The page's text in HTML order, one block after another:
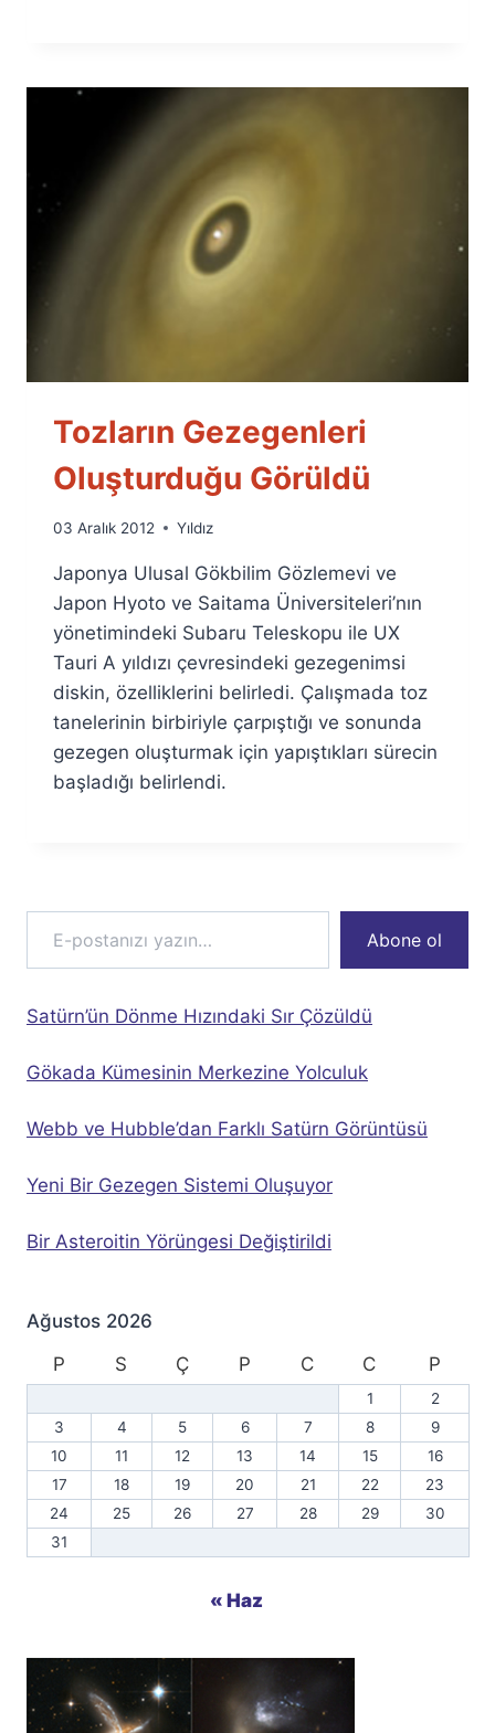
Tozların Gezegenleri
Oluşturduğu Görüldü
By
Fuat
Özyar
03 Aralık 2012 Yıldız
Japonya Ulusal Gökbilim Gözlemevi ve
Japon Hyoto ve Saitama Üniversiteleri’nın
yönetimindeki Subaru Teleskopu ile UX
Tauri A yıldızı çevresindeki gezegenimsi
diskin, özelliklerini belirledi. Çalışmada toz
tanelerinin birbiriyle çarpıştığı ve sonunda
gezegen oluşturmak için yapıştıkları sürecin
başladığı belirlendi.
E-postanızı yazın…
Abone ol
Satürn’ün Dönme Hızındaki Sır Çözüldü
Gökada Kümesinin Merkezine Yolculuk
Webb ve Hubble’dan Farklı Satürn Görüntüsü
Yeni Bir Gezegen Sistemi Oluşuyor
Bir Asteroitin Yörüngesi Değiştirildi
Ağustos 2026
P
S Ç P C C P
1
2
3
4 5 6 7 8
9
10
11 12 13 14 15
16
17
18 19 20 21 22
23
24
25 26 27 28 29
30
31
« Haz